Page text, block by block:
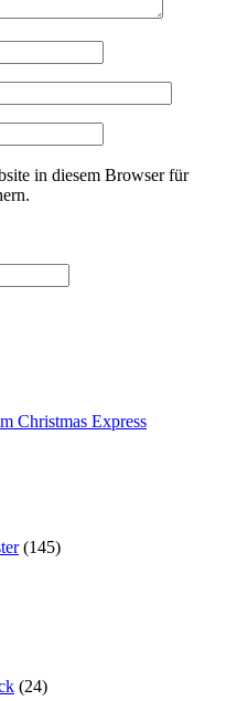
in diesem Browser für
Christmas Express
(145)
(24)